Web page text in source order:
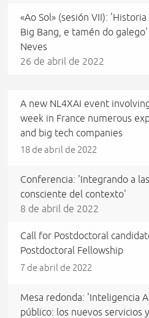
«Ao Sol» (sesión VII):
Big Bang, e tamén do
Neves
26 de abril de 2022
A new NL4XAI event
week in France numerous
and big tech companies
18 de abril de 2022
Conferencia: 'Integrando a
consciente del contexto'
8 de abril de 2022
Call for Postdoctoral
Postdoctoral Fellowship
7 de abril de 2022
Mesa redonda: 'Inteligencia
público: los nuevos servicios